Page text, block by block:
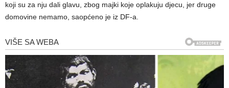
koji su za nju dali glavu, zbog majki koje oplakuju djecu, jer druge
domovine nemamo, saopćeno je iz DF-a.